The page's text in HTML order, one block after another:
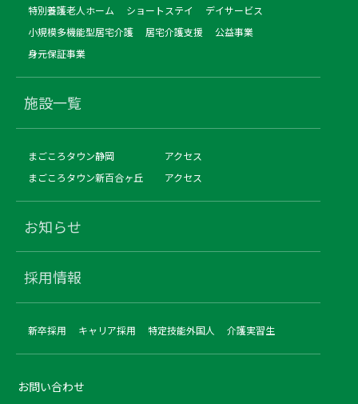
特別養護老人ホーム ショートステイ
デイサービス
小規模多機能型居宅介護
居宅介護支援
公益事業
身元保証事業
施設一覧
まごころタウン静岡
アクセス
まごころタウン新百合ヶ丘
アクセス
お知らせ
採用情報
新卒採用 キャリア採用 特定技能外国人 介護実習生
お問い合わせ